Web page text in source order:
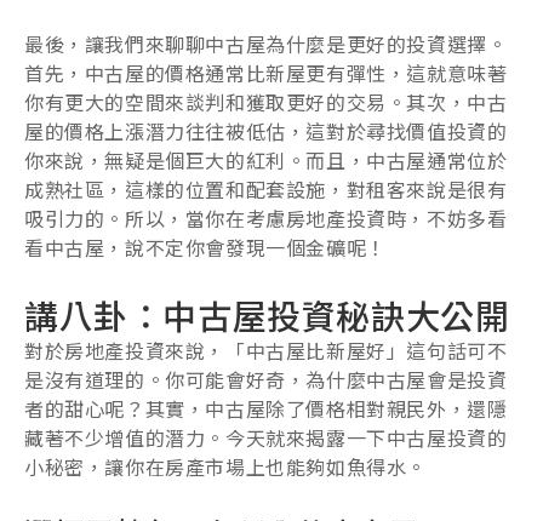
最後，讓我們來聊聊中古屋為什麼是更好的投資選擇。
首先，中古屋的價格通常比新屋更有彈性，這就意味著
你有更大的空間來談判和獲取更好的交易。其次，中古
屋的價格上漲潛力往往被低估，這對於尋找價值投資的
你來說，無疑是個巨大的紅利。而且，中古屋通常位於
成熟社區，這樣的位置和配套設施，對租客來說是很有
吸引力的。所以，當你在考慮房地產投資時，不妨多看
看中古屋，說不定你會發現一個金礦呢！
講八卦：中古屋投資秘訣大公開
對於房地產投資來說，「中古屋比新屋好」這句話可不
是沒有道理的。你可能會好奇，為什麼中古屋會是投資
者的甜心呢？其實，中古屋除了價格相對親民外，還隱
藏著不少增值的潛力。今天就來揭露一下中古屋投資的
小秘密，讓你在房產市場上也能夠如魚得水。